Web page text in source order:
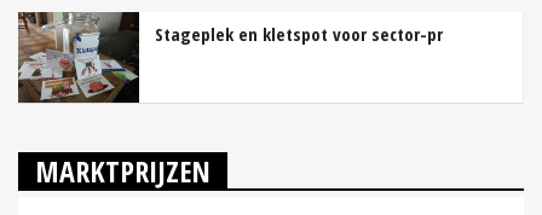
Stageplek en kletspot voor sector-pr
MARKTPRIJZEN